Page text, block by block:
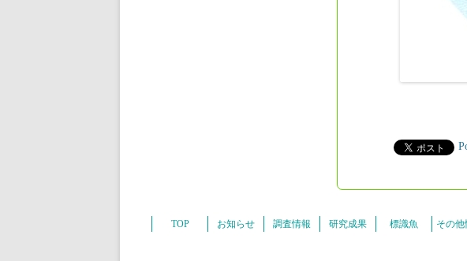
TOP お知らせ 調査情報 研究成果 標識魚 その他